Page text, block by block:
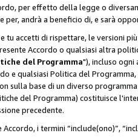
per effetto della legge o
per, andrà a beneficio di, e sarà
tu accetti di rispettare, le versioni
Accordo o qualsiasi altra
del Programma"), incluso
e qualsiasi Politica del
sulla base di un diverso
del Programma) costituisce
precedente.
i termini “include(ono)”,